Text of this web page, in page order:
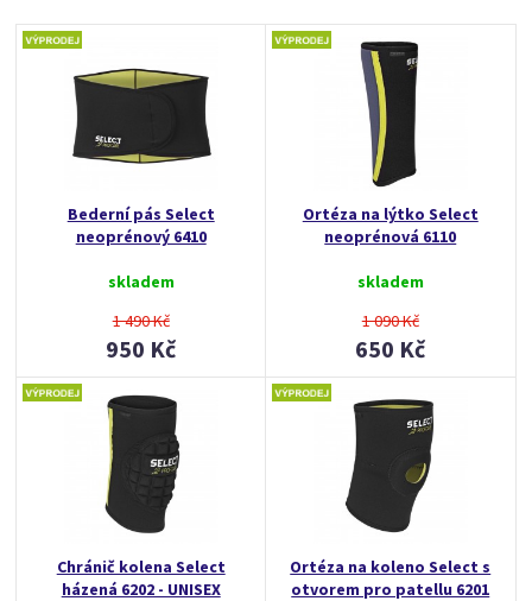
Bederní pás Select
neoprénový 6410
skladem
1 490 Kč
950 Kč
Ortéza na lýtko Select
neoprénová 6110
skladem
1 090 Kč
650 Kč
Chránič kolena Select
házená 6202 - UNISEX
Ortéza na koleno Select s
otvorem pro patellu 6201